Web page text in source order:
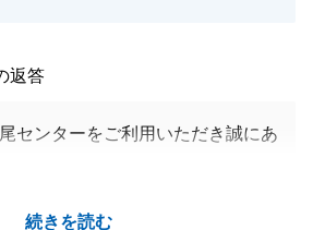
続きを読む
返答
センターをご利用いただき誠にあ
でスムーズなお取引となり感謝い